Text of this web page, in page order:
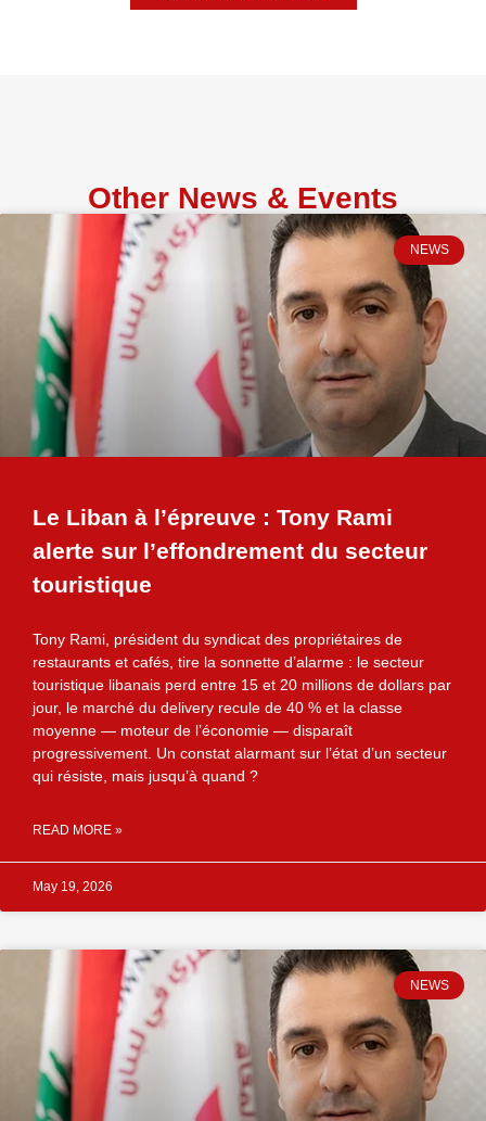
Other News & Events
NEWS
Le Liban à l’épreuve : Tony Rami
alerte sur l’effondrement du secteur
touristique
Tony Rami, président du syndicat des propriétaires de
restaurants et cafés, tire la sonnette d’alarme : le secteur
touristique libanais perd entre 15 et 20 millions de dollars par
jour, le marché du delivery recule de 40 % et la classe
moyenne — moteur de l’économie — disparaît
progressivement. Un constat alarmant sur l’état d’un secteur
qui résiste, mais jusqu’à quand ?
READ MORE »
May 19, 2026
NEWS